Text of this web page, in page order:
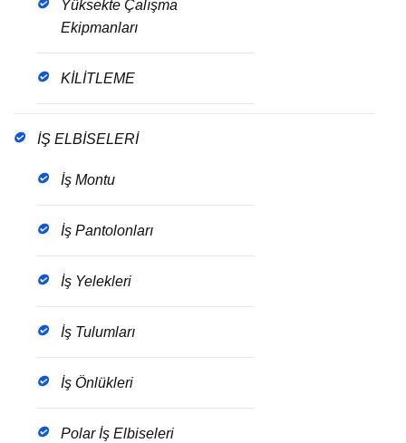
Yüksekte Çalışma
Ekipmanları
KİLİTLEME
İŞ ELBİSELERİ
İş Montu
İş Pantolonları
İş Yelekleri
İş Tulumları
İş Önlükleri
Polar İş Elbiseleri